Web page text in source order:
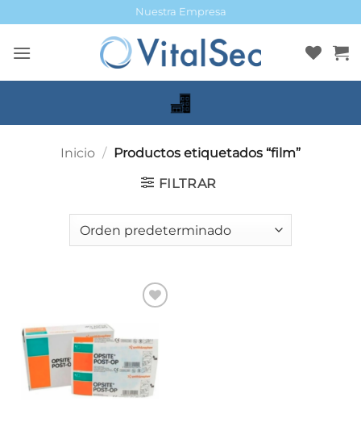
al
contenido
Nuestra Empresa
Inicio / Productos etiquetados “film”
FILTRAR